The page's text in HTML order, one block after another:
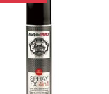
DÉTAILS